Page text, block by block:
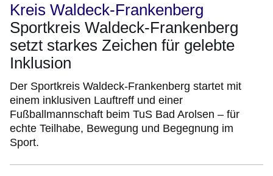
Kreis Waldeck-Frankenberg
Sportkreis Waldeck-Frankenberg
setzt starkes Zeichen für gelebte
Inklusion
Der Sportkreis Waldeck-Frankenberg startet mit
einem inklusiven Lauftreff und einer
Fußballmannschaft beim TuS Bad Arolsen – für
echte Teilhabe, Bewegung und Begegnung im
Sport.